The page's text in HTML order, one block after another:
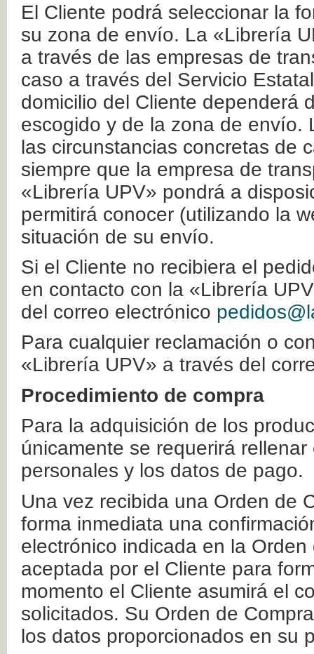
El Cliente podrá seleccionar la
su zona de envío. La «Librería
a través de las empresas de
caso a través del Servicio
domicilio del Cliente dependerá
escogido y de la zona de envío.
las circunstancias concretas de
siempre que la empresa de
«Librería UPV» pondrá a
permitirá conocer (utilizando la
situación de su envío.
Si el Cliente no recibiera el
en contacto con la «Librería
del correo electrónico
Para cualquier reclamación o
«Librería UPV» a través del
Procedimiento de compra
Para la adquisición de los
únicamente se requerirá
personales y los datos de pago.
Una vez recibida una Orden de
forma inmediata una
electrónico indicada en la
aceptada por el Cliente para
momento el Cliente asumirá el
solicitados. Su Orden de
los datos proporcionados en su